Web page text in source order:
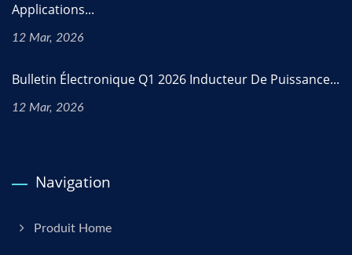
Applications...
12 Mar, 2026
Bulletin Électronique Q1 2026 Inducteur De Puissance...
12 Mar, 2026
Navigation
Produit Home